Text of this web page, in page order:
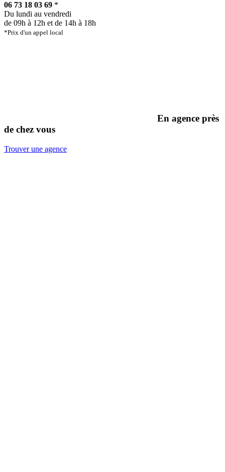
06 73 18 03 69 *
Du lundi au vendredi
de 09h à 12h et de 14h à 18h
*Prix d'un appel local
En agence près
de chez vous
Trouver une agence